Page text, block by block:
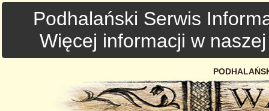
Podhalański Serwis
Więcej informacji w